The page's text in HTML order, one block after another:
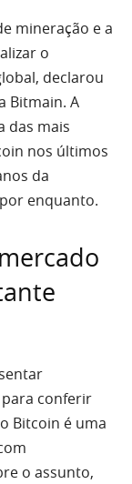
mineração e a
o
declarou
Bitmain. A
das mais
nos últimos
da
enquanto.
conferir
Bitcoin é uma
o assunto,